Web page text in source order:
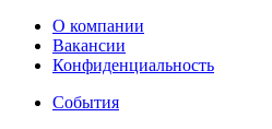
О компании
Вакансии
Конфиденциальность
События